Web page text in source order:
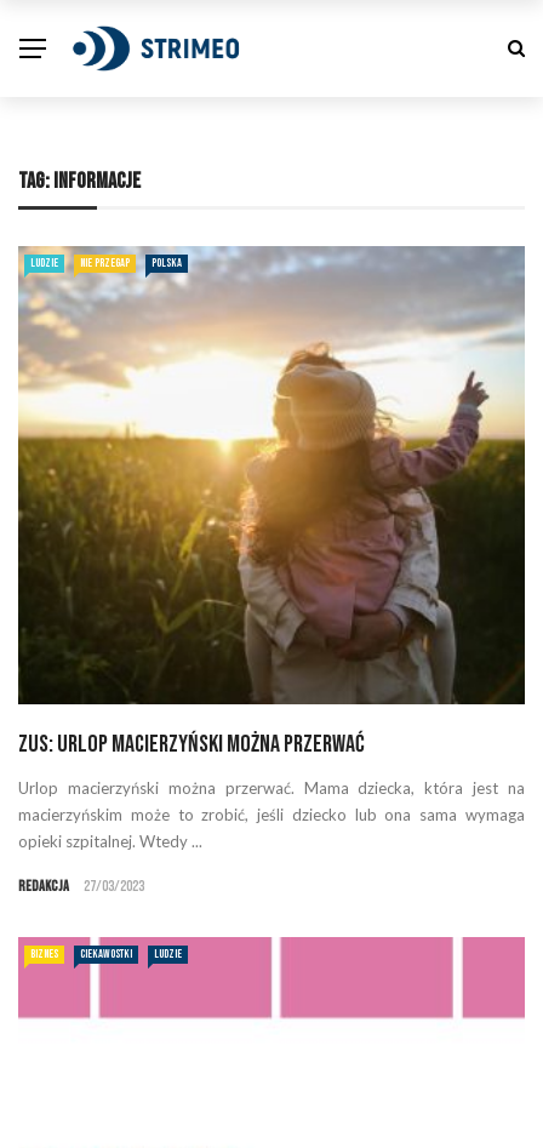
TAG: INFORMACJE
LUDZIE NIE PRZEGAP POLSKA
ZUS: Urlop macierzyński można przerwać
Urlop macierzyński można przerwać. Mama dziecka, która jest na
macierzyńskim może to zrobić, jeśli dziecko lub ona sama wymaga
opieki szpitalnej. Wtedy ...
Redakcja 27/03/2023
BIZNES CIEKAWOSTKI LUDZIE